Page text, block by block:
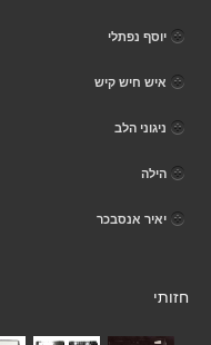
יוסף נפתלי
איש חיש קיש
ניגוני הלב
הילה
יאיר אנסבכר
חזותי